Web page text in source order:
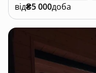
від₴5 000доба